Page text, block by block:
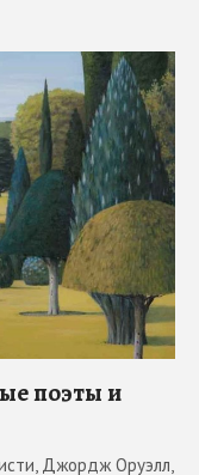
поэты и
Джордж Оруэлл,